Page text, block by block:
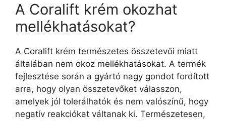
A Coralift krém okozhat
mellékhatásokat?
A Coralift krém természetes összetevői miatt
általában nem okoz mellékhatásokat. A termék
fejlesztése során a gyártó nagy gondot fordított
arra, hogy olyan összetevőket válasszon,
amelyek jól tolerálhatók és nem valószínű, hogy
negatív reakciókat váltanak ki. Természetesen,